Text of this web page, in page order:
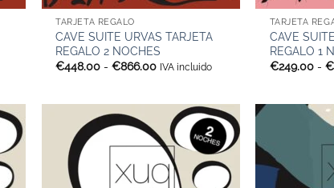
TARJETA REGALO
CAVE SUITE URVAS TARJETA
REGALO 2 NOCHES
€448.00 - €866.00Rango
€448.00
hasta
€866.00
IVA incluido
TARJETA
CAVE
REGALO 1
€249.00 - €